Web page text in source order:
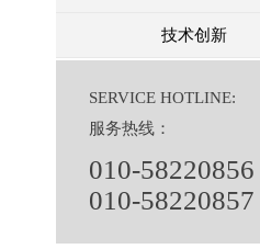
技术创新
SERVICE HOTLINE:
服务热线：
010-58220856
010-58220857